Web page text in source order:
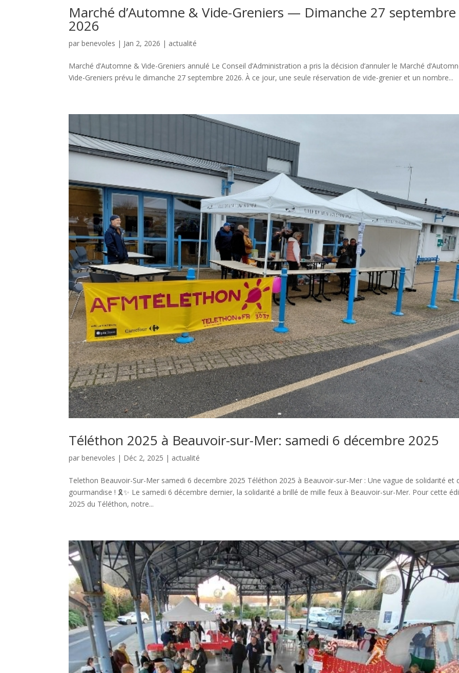
Marché d’Automne & Vide-Greniers — Dimanche 27 septembre
2026
parbenevoles | Jan 2, 2026 | actualité
Marché d’Automne & Vide-Greniers annulé Le Conseil d’Administration a pris la décision d’annuler le Marché
Vide-Greniers prévu le dimanche 27 septembre 2026. À ce jour, une seule réservation de vide-grenier et un nombre...
Téléthon 2025 à Beauvoir-sur-Mer: samedi 6 décembre 2025
parbenevoles | Déc 2, 2025 | actualité
Telethon Beauvoir-Sur-Mer samedi 6 decembre 2025 Téléthon 2025 à Beauvoir-sur-Mer : Une vague de solidarité et
gourmandise ! 🎗️✨ Le samedi 6 décembre dernier, la solidarité a brillé de mille feux à Beauvoir-sur-Mer. Pour cette
2025 du Téléthon, notre...